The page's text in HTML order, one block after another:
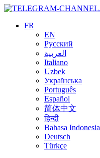
FR
EN
Русский
العربية
Italiano
Uzbek
Українська
Português
Español
简体中文
हिन्दी
Bahasa Indonesia
Deutsch
Türkçe